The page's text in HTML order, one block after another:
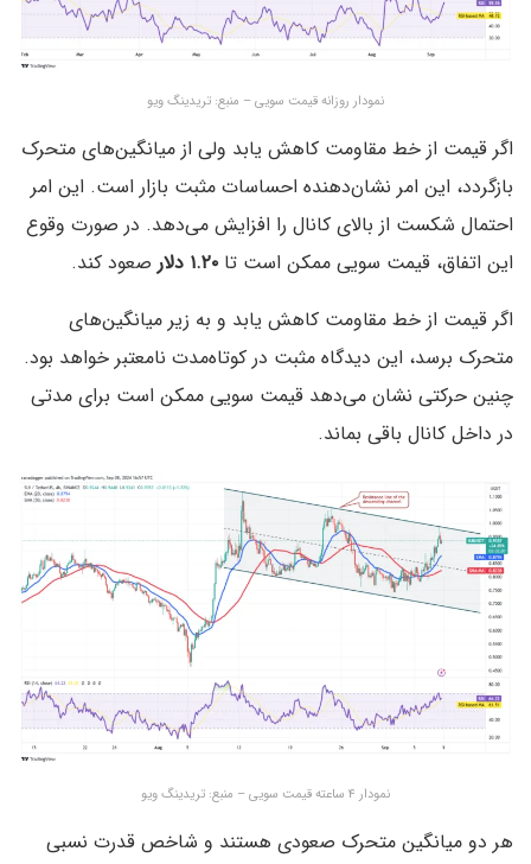
نمودار روزانه قیمت سویی – منبع: تریدینگ ویو
اگر قیمت از خط مقاومت کاهش یابد ولی از میانگین‌های متحرک
بازگردد، این امر نشان‌دهنده احساسات مثبت بازار است. این امر
احتمال شکست از بالای کانال را افزایش می‌دهد. در صورت وقوع
این اتفاق، قیمت سویی ممکن است تا ۱.۲۰ دلار
صعود کند.
اگر قیمت از خط مقاومت کاهش یابد و به زیر میانگین‌های
متحرک برسد، این دیدگاه مثبت در کوتاه‌مدت نامعتبر خواهد بود.
چنین حرکتی نشان می‌دهد قیمت سویی ممکن است برای مدتی
در داخل کانال باقی بماند.
نمودار ۴ ساعته قیمت سویی – منبع: تریدینگ ویو
هر دو میانگین متحرک صعودی هستند و شاخص قدرت نسبی